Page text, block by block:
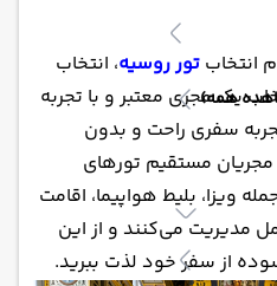
همه)
انتخاب تور روسیه، انتخاب
یک مجری معتبر و با تجربه
تجربه سفری راحت و بدون
مجریان مستقیم تورهای
ویزا، بلیط هواپیما، اقامت
مدیریت می‌کنند و از این
از سفر خود لذت ببرید.